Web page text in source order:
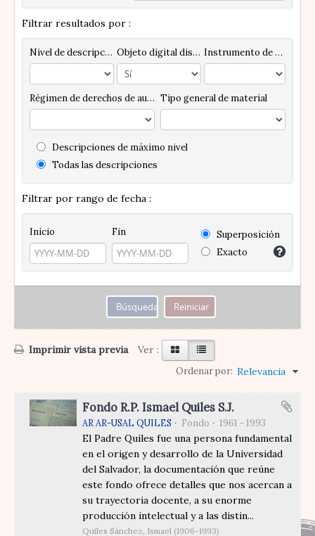
Filtrar resultados por :
Nivel de descripción Objeto digital disponibles Instrumento de descripción
Régimen de derechos de autor Tipo general de material
Descripciones de máximo nivel
Todas las descripciones
Filtrar por rango de fecha :
Inicio Fin
Superposición
Exacto
Imprimir vista previa Ver :
Ordenar por: Relevancia
Fondo R.P. Ismael Quiles S.J.
AR AR-USAL QUILES Fondo 1961 - 1993
El Padre Quiles fue una persona fundamental
en el origen y desarrollo de la Universidad
del Salvador, la documentación que reúne
este fondo ofrece detalles que nos acercan a
su trayectoria docente, a su enorme
producción intelectual y a las distin...
Quiles Sánchez, Ismael (1906-1993)